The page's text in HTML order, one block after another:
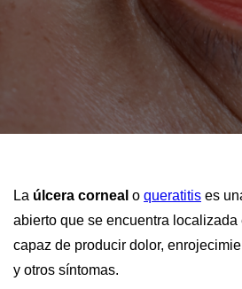
La úlcera corneal o queratitis es
abierto que se encuentra
capaz de producir dolor,
y otros síntomas.